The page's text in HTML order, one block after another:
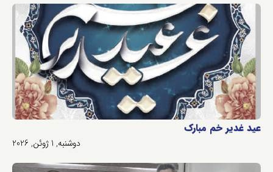
عید غدیر خم مبارک
دوشنبه, 1 ژوئن, 2026